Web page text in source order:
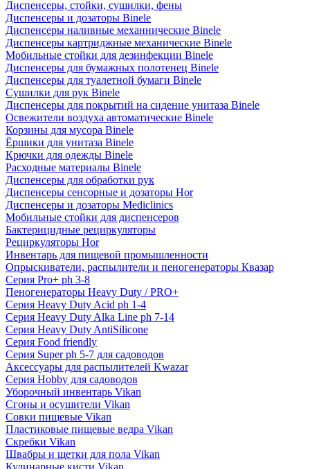
Диспенсеры, стойки, сушилки, фены
Диспенсеры и дозаторы Binele
Диспенсеры наливные механнические Binele
Диспенсеры картриджные механические Binele
Мобильные стойки для дезинфекции Binele
Диспенсеры для бумажных полотенец Binele
Диспенсеры для туалетной бумаги Binele
Сушилки для рук Binele
Диспенсеры для покрытий на сидение унитаза Binele
Освежители воздуха автоматические Binele
Корзины для мусора Binele
Ёршики для унитаза Binele
Крючки для одежды Binele
Расходные материалы Binele
Диспенсеры для обработки рук
Диспенсеры сенсорные и дозаторы Hor
Диспенсеры и дозаторы Mediclinics
Мобильные стойки для диспенсеров
Бактерицидные рециркуляторы
Рециркуляторы Hor
Инвентарь для пищевой промышленности
Опрыскиватели, распылители и пеногенераторы Квазар
Серия Pro+ ph 3-8
Пеногенераторы Heavy Duty / PRO+
Серия Heavy Duty Acid ph 1-4
Серия Heavy Duty Alka Line ph 7-14
Серия Heavy Duty AntiSilicone
Серия Food friendly
Серия Super ph 5-7 для садоводов
Аксессуары для распылителей Kwazar
Серия Hobby для садоводов
Уборочный инвентарь Vikan
Сгоны и осушители Vikan
Совки пищевые Vikan
Пластиковые пищевые ведра Vikan
Скребки Vikan
Швабры и щетки для пола Vikan
Кулинарные кисти Vikan